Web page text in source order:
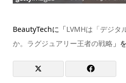
BeautyTechに「LVMHは「デジタ
か。ラグジュアリー王者の戦略 」